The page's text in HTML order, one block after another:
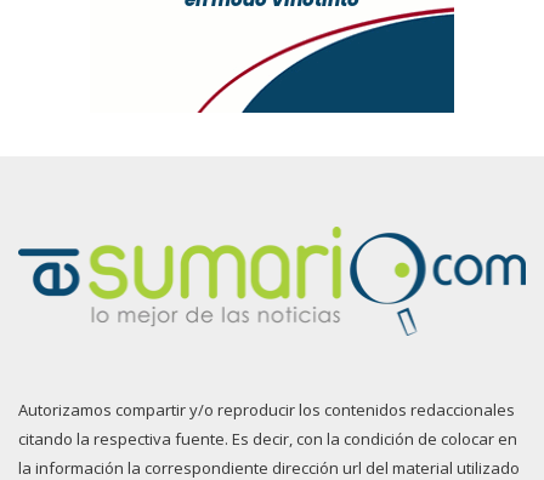
Autorizamos compartir y/o reproducir los contenidos redaccionales
citando la respectiva fuente. Es decir, con la condición de colocar en
la información la correspondiente dirección url del material utilizado